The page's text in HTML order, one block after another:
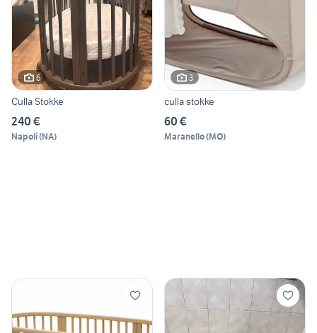
6
Culla Stokke
240 €
Napoli(NA)
3
culla stokke
60 €
Maranello(MO)